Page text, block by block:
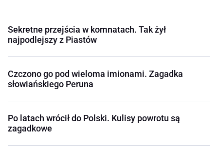
Sekretne przejścia w komnatach. Tak żył
najpodlejszy z Piastów
Czczono go pod wieloma imionami. Zagadka
słowiańskiego Peruna
Po latach wrócił do Polski. Kulisy powrotu są
zagadkowe